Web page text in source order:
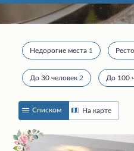
Недорогие места 1
До 30 человек 2 До 100
Списком На карте